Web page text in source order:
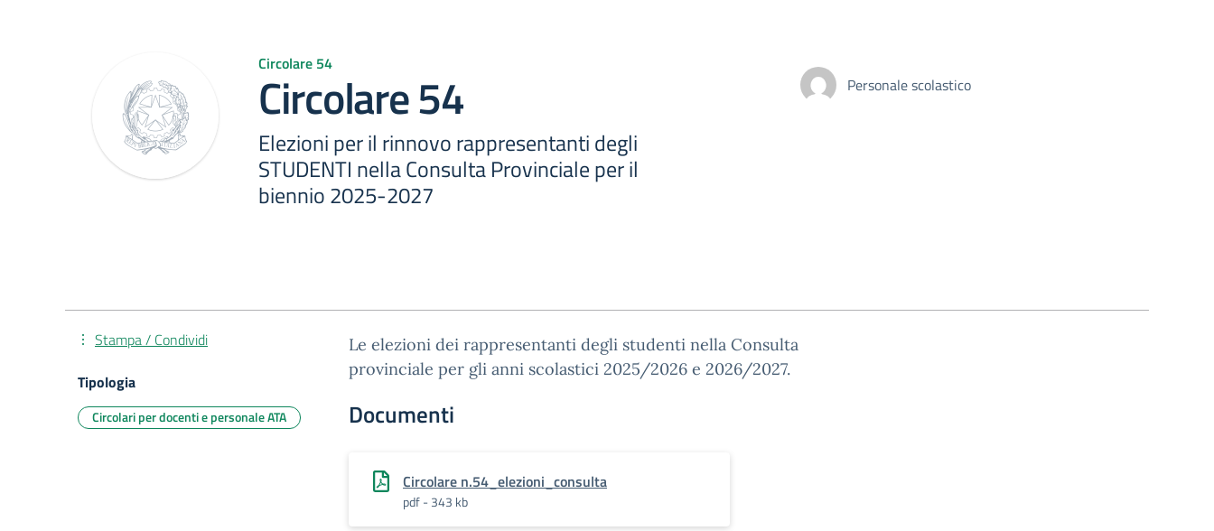
Circolare 54
Circolare 54
Elezioni per il rinnovo rappresentanti degli
STUDENTI nella Consulta Provinciale per il
biennio 2025-2027
Personale scolastico
Le elezioni dei rappresentanti degli studenti nella Consulta
provinciale per gli anni scolastici 2025/2026 e 2026/2027.
Documenti
Circolare n.54_elezioni_consulta
pdf - 343 kb
Stampa / Condividi
Tipologia
Circolari per docenti e personale ATA